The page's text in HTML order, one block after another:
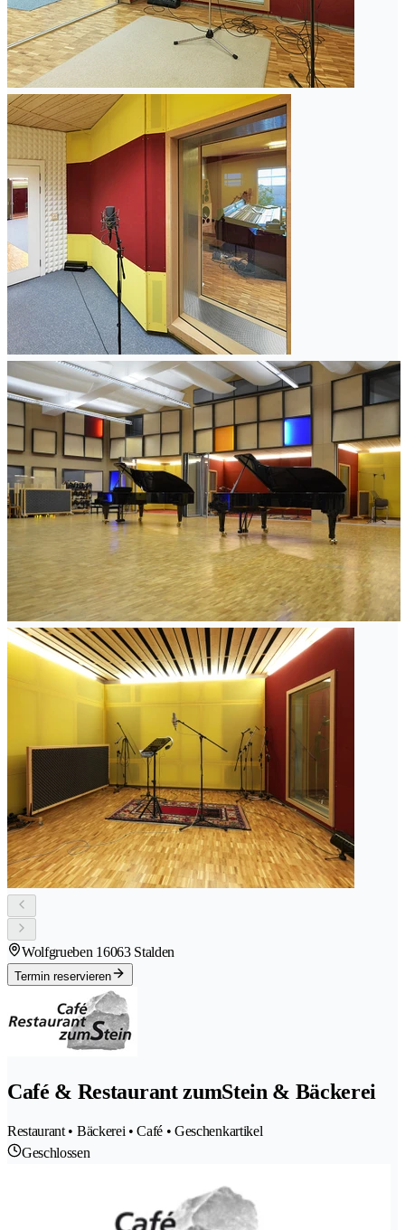
Wolfgrueben 16063 Stalden
Termin reservieren
Café & Restaurant zumStein & Bäckerei
Restaurant • Bäckerei • Café • Geschenkartikel
Geschlossen